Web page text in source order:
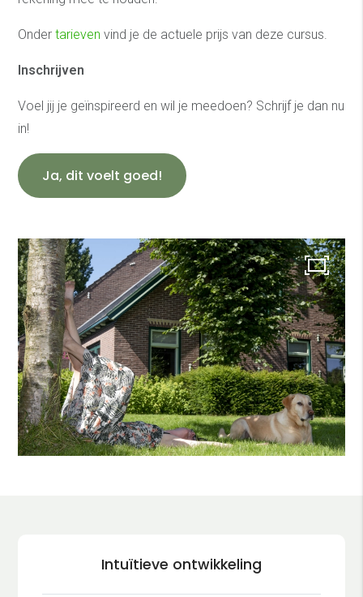
Ondertarieven vind je de actuele prijs van deze cursus.
Inschrijven
Voel jij je geïnspireerd en wil je meedoen? Schrijf je dan nu
in!
Ja, dit voelt goed!
Intuïtieve ontwikkeling